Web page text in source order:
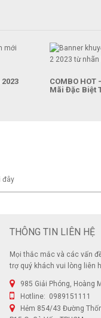
COMBO HOT
Mãi Đặc Biệt
THÔNG TIN LIÊN HỆ
Mọi thắc mắc và các vấn
trợ quý khách vui lòng liên
985 Giải Phóng, Hoàng
Hotline: 0989151111
Hẻm 854/43 Đường